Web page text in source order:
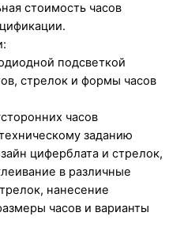
стоимость часов
подсветкой
стрелок и формы часов
часов
заданию
циферблата и стрелок,
в различные
нанесение
часов и варианты